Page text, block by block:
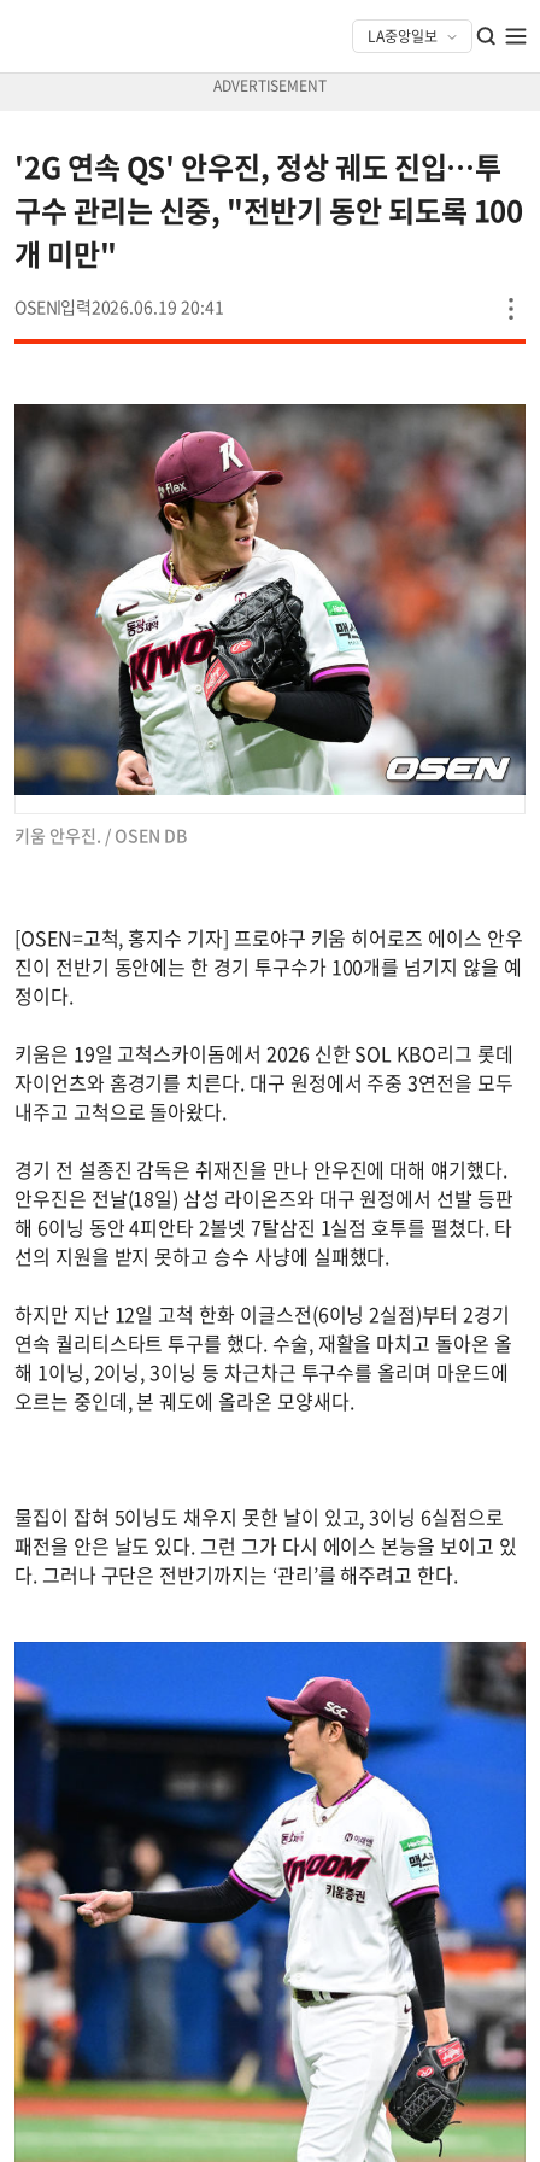
'2G 연속 QS' 안우진, 정상 궤도 진입…투
구수 관리는 신중, "전반기 동안 되도록 100
개 미만"
OSEN 2026.06.19 20:41
키움 안우진. / OSEN DB
[OSEN=고척, 홍지수 기자] 프로야구 키움 히어로즈 에이스 안우
진이 전반기 동안에는 한 경기 투구수가 100개를 넘기지 않을 예
정이다.
키움은 19일 고척스카이돔에서 2026 신한 SOL KBO리그 롯데
자이언츠와 홈경기를 치른다. 대구 원정에서 주중 3연전을 모두
내주고 고척으로 돌아왔다.
경기 전 설종진 감독은 취재진을 만나 안우진에 대해 얘기했다.
안우진은 전날(18일) 삼성 라이온즈와 대구 원정에서 선발 등판
해 6이닝 동안 4피안타 2볼넷 7탈삼진 1실점 호투를 펼쳤다. 타
선의 지원을 받지 못하고 승수 사냥에 실패했다.
하지만 지난 12일 고척 한화 이글스전(6이닝 2실점)부터 2경기
연속 퀄리티스타트 투구를 했다. 수술, 재활을 마치고 돌아온 올
해 1이닝, 2이닝, 3이닝 등 차근차근 투구수를 올리며 마운드에
오르는 중인데, 본 궤도에 올라온 모양새다.
물집이 잡혀 5이닝도 채우지 못한 날이 있고, 3이닝 6실점으로
패전을 안은 날도 있다. 그런 그가 다시 에이스 본능을 보이고 있
다. 그러나 구단은 전반기까지는 ‘관리’를 해주려고 한다.